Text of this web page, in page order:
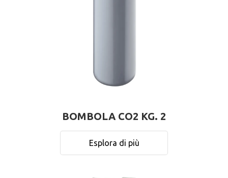
BOMBOLA CO2 KG. 2
Esplora di più